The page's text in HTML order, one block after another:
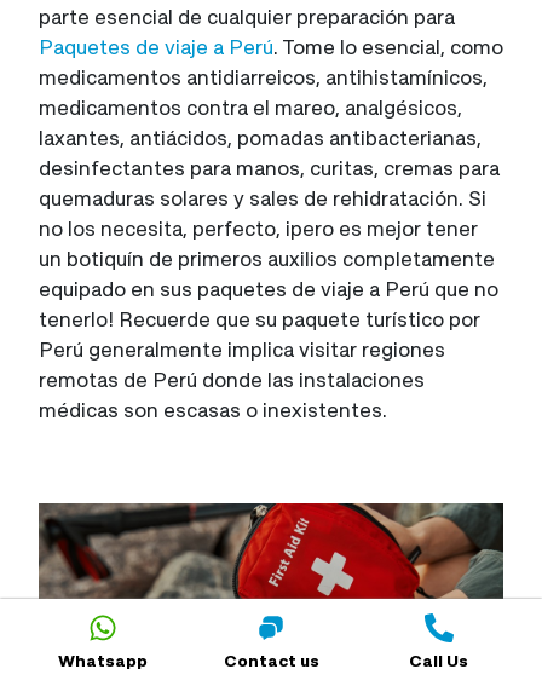
Whatsapp Contact us Call Us
parte esencial de cualquier preparación para
Paquetes de viaje a Perú. Tome lo esencial, como
medicamentos antidiarreicos, antihistamínicos,
medicamentos contra el mareo, analgésicos,
laxantes, antiácidos, pomadas antibacterianas,
desinfectantes para manos, curitas, cremas para
quemaduras solares y sales de rehidratación. Si
no los necesita, perfecto, ¡pero es mejor tener
un botiquín de primeros auxilios completamente
equipado en sus paquetes de viaje a Perú que no
tenerlo! Recuerde que su paquete turístico por
Perú generalmente implica visitar regiones
remotas de Perú donde las instalaciones
médicas son escasas o inexistentes.